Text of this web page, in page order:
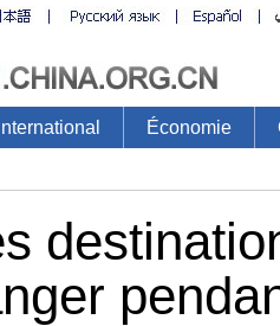
International Économie